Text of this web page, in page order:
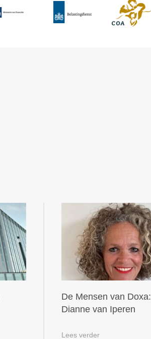
De Mensen van Doxa:
Dianne van Iperen
Lees verder